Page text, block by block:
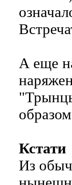
А еще
Кстати
Из